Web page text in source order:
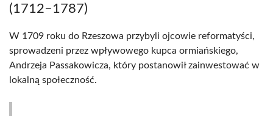
(1712–1787)
W 1709 roku do Rzeszowa przybyli ojcowie reformatyści,
sprowadzeni przez wpływowego kupca ormiańskiego,
Andrzeja Passakowicza, który postanowił zainwestować w
lokalną społeczność.